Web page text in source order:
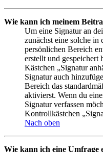
Wie kann ich meinem
Um eine Signatur an
zunächst eine solche in
persönlichen Bereich
erstellt und gespeichert
Kästchen „Signatur
Signatur auch
Bereich das
aktivierst. Wenn du
Signatur verfassen
Kontrollkästchen
Nach oben
Wie kann ich eine Umfrage